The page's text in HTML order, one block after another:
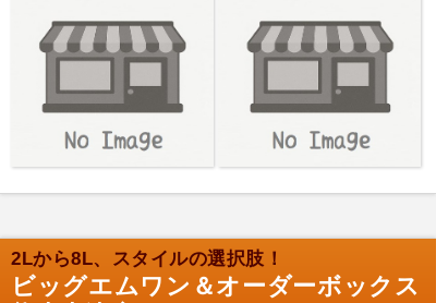
2Lから8L、スタイルの選択肢！
ビッグエムワン＆オーダーボックス